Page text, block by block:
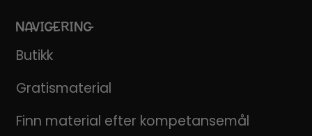
NAVIGERING
Butikk
Gratismaterial
Finn material efter kompetansemål